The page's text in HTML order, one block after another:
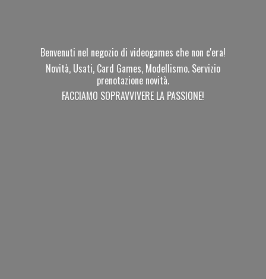
Benvenuti nel negozio di videogames che non c'era!
Novità, Usati, Card Games, Modellismo. Servizio
prenotazione novità.
FACCIAMO SOPRAVVIVERE LA PASSIONE!